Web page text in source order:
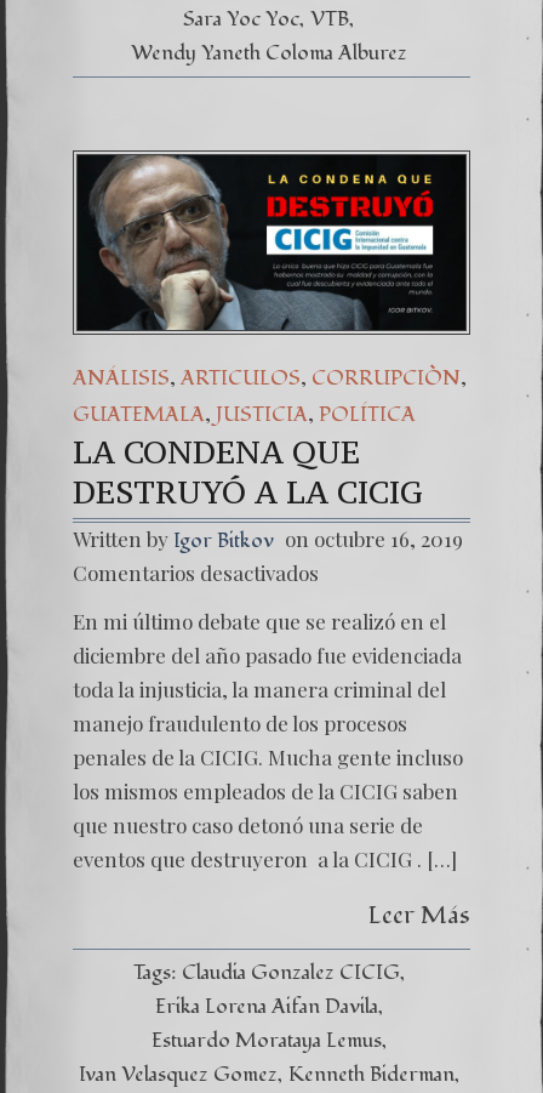
Sara Yoc Yoc VTB
Wendy Yaneth Coloma Alburez
ANÁLISIS, ARTICULOS, CORRUPCIÒN,
GUATEMALA, JUSTICIA, POLÍTICA
LA CONDENA QUE
DESTRUYÓ A LA CICIG
Written by Igor Bitkov on octubre 16, 2019
Comentarios desactivados
En mi último debate que se realizó en el
diciembre del año pasado fue evidenciada
toda la injusticia, la manera criminal del
manejo fraudulento de los procesos
penales de la CICIG. Mucha gente incluso
los mismos empleados de la CICIG saben
que nuestro caso detonó una serie de
eventos que destruyeron a la CICIG . […]
Leer Más
Tags: Claudia Gonzalez CICIG
Erika Lorena Aifan Davila
Estuardo Morataya Lemus
Ivan Velasquez Gomez Kenneth Biderman